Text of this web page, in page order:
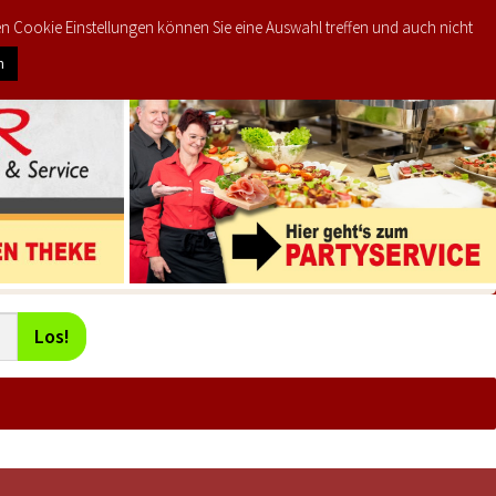
MEIN KONTO €0,00 0
Los!
Cookie Einstellungen können Sie eine Auswahl treffen und auch nicht